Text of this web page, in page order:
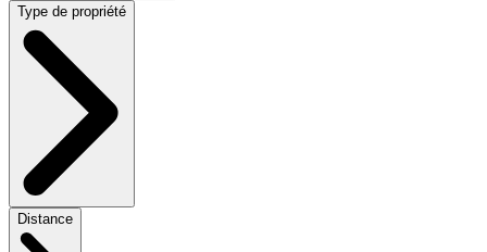
Type de propriété
Distance